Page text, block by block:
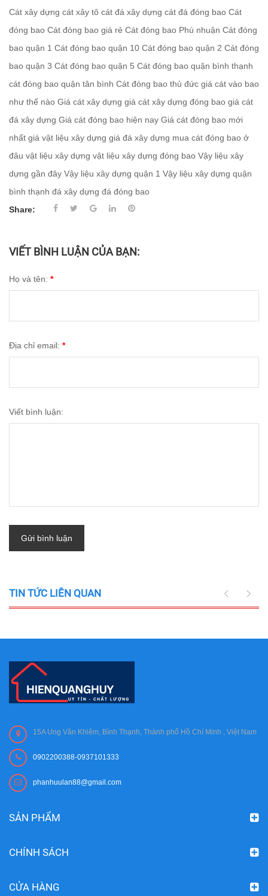
Cát xây dựng cát xây tô cát đá xây dựng cát đá đóng bao Cát
đóng bao Cát đóng bao giá rẻ Cát đóng bao Phú nhuận Cát đóng
bao quận 1 Cát đóng bao quận 10 Cát đóng bao quận 2 Cát đóng
bao quận 3 Cát đóng bao quận 5 Cát đóng bao quận bình thạnh
cát đóng bao quận tân bình Cát đóng bao thủ đức giá cát vào bao
như thế nào Giá cát xây dựng giá cát xây dựng đóng bao giá cát
đá xây dựng Giá cát đóng bao hiện nay Giá cát đóng bao mới
nhất giá vật liệu xây dựng giá đá xây dựng mua cát đóng bao ở
đâu vật liệu xây dựng vật liệu xây dựng đóng bao Vậy liệu xây
dựng gần đây Vậy liệu xây dựng quận 1 Vậy liệu xây dựng quận
bình thạnh đá xây dựng đá đóng bao
Share:
VIẾT BÌNH LUẬN CỦA BẠN:
Họ và tên: *
Địa chỉ email: *
Viết bình luận:
Gửi bình luận
TIN TỨC LIÊN QUAN
15A Ung Văn Khiêm, Bình Thạnh, Thành phố Hồ Chí Minh , Việt Nam
0902200388-0937101333
phanhuulan88@gmail.com
SẢN PHẨM
CHÍNH SÁCH
CỬA HÀNG